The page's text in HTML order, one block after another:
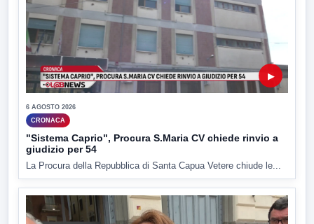
▶
6 AGOSTO 2026
CRONACA
"Sistema Caprio", Procura S.Maria CV chiede rinvio a
giudizio per 54
La Procura della Repubblica di Santa Capua Vetere chiude le...